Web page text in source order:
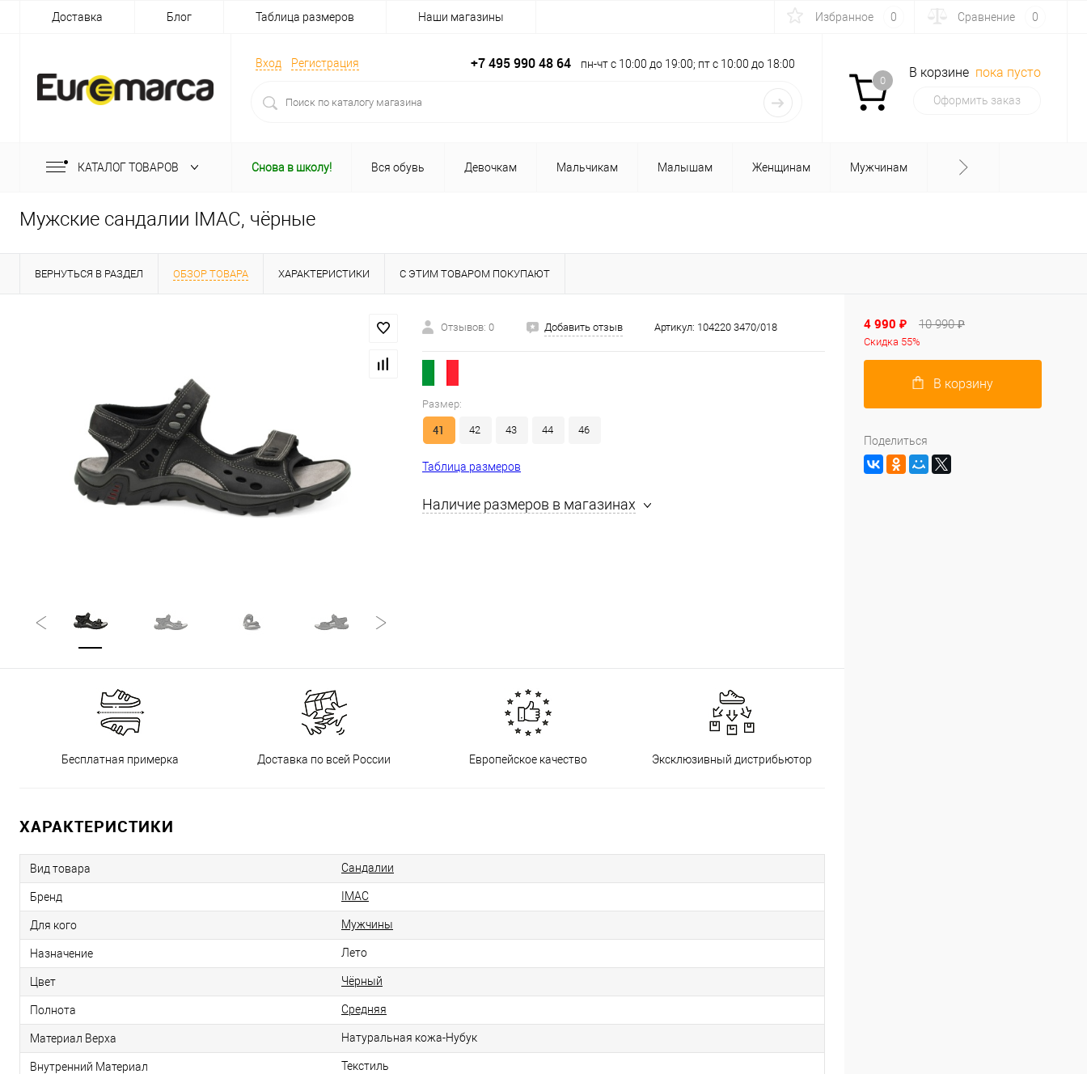
Доставка Блог Таблица размеров Наши магазины Избранное 0 Сравнение 0
Вход Регистрация +7 495 990 48 64 пн-чт с 10:00 до 19:00; пт с 10:00 до 18:00
0
В корзине пока пусто
Оформить заказ
КАТАЛОГ ТОВАРОВ Снова в школу! Вся обувь Девочкам Мальчикам Малышам Женщинам Мужчинам
Мужские сандалии IMAC, чёрные
ВЕРНУТЬСЯ В РАЗДЕЛ ОБЗОР ТОВАРА ХАРАКТЕРИСТИКИ С ЭТИМ ТОВАРОМ ПОКУПАЮТ
Отзывов: 0 Добавить отзыв Артикул: 104220 3470/018
Размер:
41 42 43 44 46
Таблица размеров
Наличие размеров в магазинах
Бесплатная примерка Доставка по всей России Европейское качество Эксклюзивный дистрибьютор
ХАРАКТЕРИСТИКИ
Вид товара Сандалии
Бренд IMAC
Для кого Мужчины
Назначение Лето
Цвет Чёрный
Полнота Средняя
Материал Верха Натуральная кожа-Нубук
Внутренний Материал Текстиль
4 990 ₽ 10 990 ₽
Скидка 55%
В корзину
Поделиться